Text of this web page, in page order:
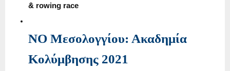
& rowing race
NO Μεσολογγίου: Ακαδημία
Κολύμβησης 2021